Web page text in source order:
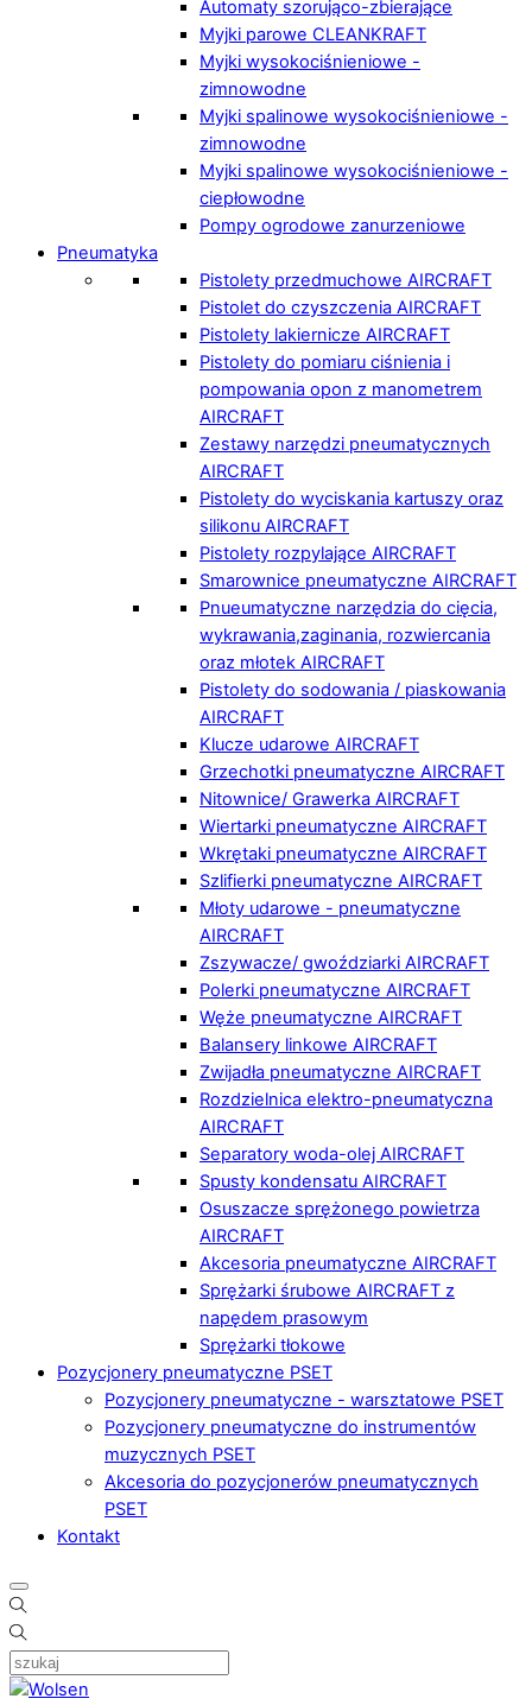
Automaty szorująco-zbierające
Myjki parowe CLEANKRAFT
Myjki wysokociśnieniowe -
zimnowodne
Myjki spalinowe wysokociśnieniowe -
zimnowodne
Myjki spalinowe wysokociśnieniowe -
ciepłowodne
Pompy ogrodowe zanurzeniowe
Pneumatyka
Pistolety przedmuchowe AIRCRAFT
Pistolet do czyszczenia AIRCRAFT
Pistolety lakiernicze AIRCRAFT
Pistolety do pomiaru ciśnienia i
pompowania opon z manometrem
AIRCRAFT
Zestawy narzędzi pneumatycznych
AIRCRAFT
Pistolety do wyciskania kartuszy oraz
silikonu AIRCRAFT
Pistolety rozpylające AIRCRAFT
Smarownice pneumatyczne AIRCRAFT
Pnueumatyczne narzędzia do cięcia,
wykrawania,zaginania, rozwiercania
oraz młotek AIRCRAFT
Pistolety do sodowania / piaskowania
AIRCRAFT
Klucze udarowe AIRCRAFT
Grzechotki pneumatyczne AIRCRAFT
Nitownice/ Grawerka AIRCRAFT
Wiertarki pneumatyczne AIRCRAFT
Wkrętaki pneumatyczne AIRCRAFT
Szlifierki pneumatyczne AIRCRAFT
Młoty udarowe - pneumatyczne
AIRCRAFT
Zszywacze/ gwoździarki AIRCRAFT
Polerki pneumatyczne AIRCRAFT
Węże pneumatyczne AIRCRAFT
Balansery linkowe AIRCRAFT
Zwijadła pneumatyczne AIRCRAFT
Rozdzielnica elektro-pneumatyczna
AIRCRAFT
Separatory woda-olej AIRCRAFT
Spusty kondensatu AIRCRAFT
Osuszacze sprężonego powietrza
AIRCRAFT
Akcesoria pneumatyczne AIRCRAFT
Sprężarki śrubowe AIRCRAFT z
napędem prasowym
Sprężarki tłokowe
Pozycjonery pneumatyczne PSET
Pozycjonery pneumatyczne - warsztatowe PSET
Pozycjonery pneumatyczne do instrumentów
muzycznych PSET
Akcesoria do pozycjonerów pneumatycznych
PSET
Kontakt